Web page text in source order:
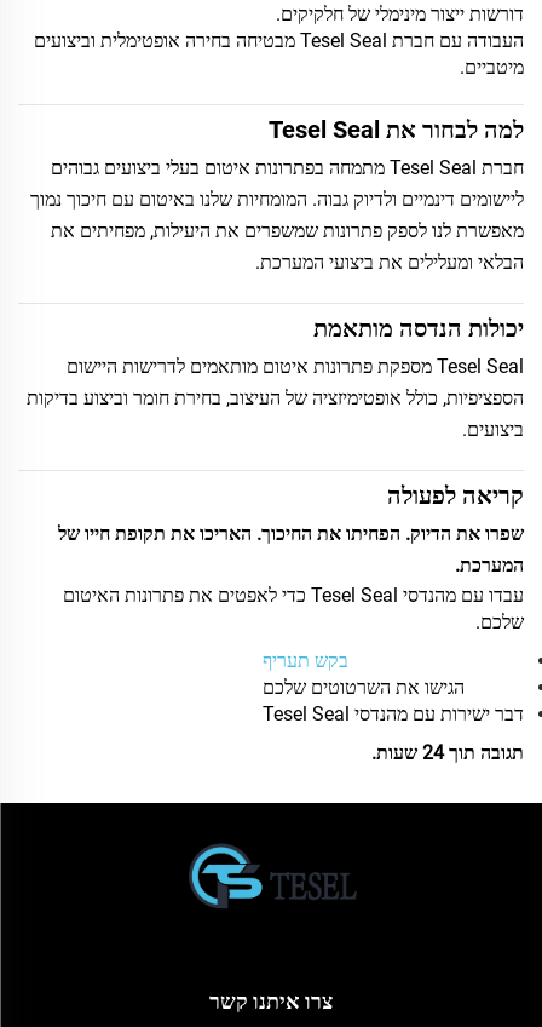
דורשות ייצור מינימלי של חלקיקים.
העבודה עם חברת Tesel Seal מבטיחה בחירה אופטימלית וביצועים
מיטביים.
למה לבחור את Tesel Seal
חברת Tesel Seal מתמחה בפתרונות איטום בעלי ביצועים גבוהים
ליישומים דינמיים ולדיוק גבוה. המומחיות שלנו באיטום עם חיכוך נמוך
מאפשרת לנו לספק פתרונות שמשפרים את היעילות, מפחיתים את
הבלאי ומעלילים את ביצועי המערכת.
יכולות הנדסה מותאמת
Tesel Seal מספקת פתרונות איטום מותאמים לדרישות היישום
הספציפיות, כולל אופטימיזציה של העיצוב, בחירת חומר וביצוע בדיקות
ביצועים.
קריאה לפעולה
שפרו את הדיוק. הפחיתו את החיכוך. האריכו את תקופת חייו של
המערכת.
עבדו עם מהנדסי Tesel Seal כדי לאפטים את פתרונות האיטום
שלכם.
בקש תעריף
הגישו את השרטוטים שלכם
דבר ישירות עם מהנדסי Tesel Seal
תגובה תוך 24 שעות.
צרו איתנו קשר